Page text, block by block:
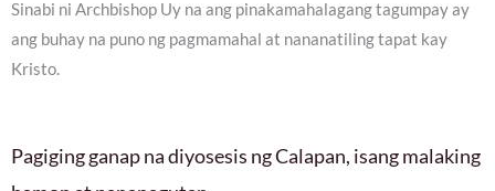
Sinabi ni Archbishop Uy na ang pinakamahalagang tagumpay ay
ang buhay na puno ng pagmamahal at nananatiling tapat kay
Kristo.
Pagiging ganap na diyosesis ng Calapan, isang malaking